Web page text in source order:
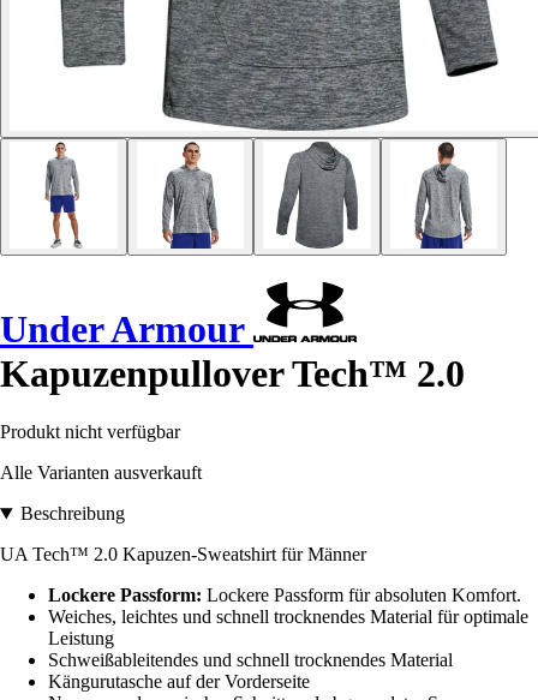
Under Armour
Kapuzenpullover Tech™ 2.0
Produkt nicht verfügbar
Alle Varianten ausverkauft
Beschreibung
UA Tech™ 2.0 Kapuzen-Sweatshirt für Männer
Lockere Passform: Lockere Passform für absoluten Komfort.
Weiches, leichtes und schnell trocknendes Material für optimale
Leistung
Schweißableitendes und schnell trocknendes Material
Kängurutasche auf der Vorderseite